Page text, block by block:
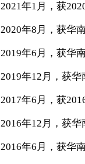
2021年1 月，获
2020年8 月，获华
2019年6 月，获华
2019年12 月，获
2017年6 月，获
2016年12 月，获
2016年6 月，获华